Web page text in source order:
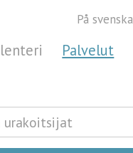
På svenska
Palvelut
urakoitsijat